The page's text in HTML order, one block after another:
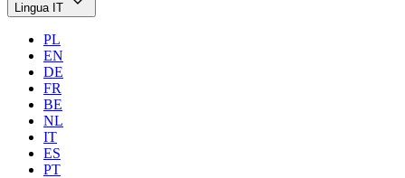
Lingua IT
PL
EN
DE
FR
BE
NL
IT
ES
PT